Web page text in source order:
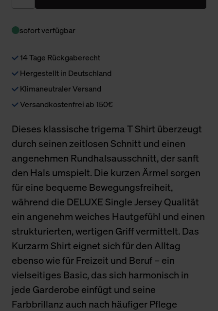
sofort verfügbar
14 Tage Rückgaberecht
Hergestellt in Deutschland
Klimaneutraler Versand
Versandkostenfrei ab 150€
Dieses klassische trigema T Shirt überzeugt
durch seinen zeitlosen Schnitt und einen
angenehmen Rundhalsausschnitt, der sanft
den Hals umspielt. Die kurzen Ärmel sorgen
für eine bequeme Bewegungsfreiheit,
während die DELUXE Single Jersey Qualität
ein angenehm weiches Hautgefühl und einen
strukturierten, wertigen Griff vermittelt. Das
Kurzarm Shirt eignet sich für den Alltag
ebenso wie für Freizeit und Beruf – ein
vielseitiges Basic, das sich harmonisch in
jede Garderobe einfügt und seine
Farbbrillanz auch nach häufiger Pflege